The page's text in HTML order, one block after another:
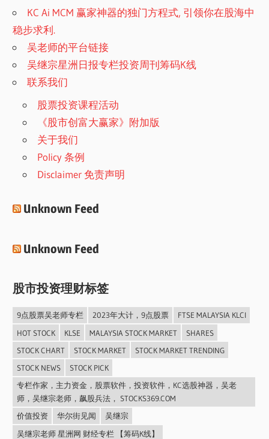
KC Ai MCM 赢家神器的独门方程式, 引领你在股海中
稳步求利.
吴老师的平台链接
吴继宗星洲日报专栏投资周刊筹码K线
联系我们
股票投资课程活动
《股市创富大赢家》附加版
关于我们
Policy 条例
Disclaimer 免责声明
Unknown Feed
Unknown Feed
股市投资理财标签
9点股票吴老师专栏 2023年大计，9点股票
FTSE MALAYSIA KLCI
HOT STOCK
KLSE MALAYSIA STOCK MARKET
SHARES
STOCK CHART
STOCK MARKET
STOCK MARKET TRENDING
STOCK NEWS
STOCK PICK
专栏作家，主力资金，股票软件，投资软件，KC选股神器，吴老
师，吴继宗老师，飙股兵法， STOCKS369.COM
价值投资
华尔街见闻
吴继宗
吴继宗老师 星洲网 财经专栏 【筹码K线】